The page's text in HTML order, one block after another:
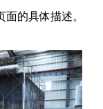
的具体描述。